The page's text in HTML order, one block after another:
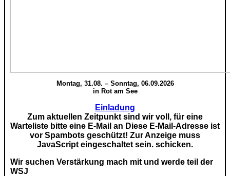
Montag, 31.08. – Sonntag, 06.09.2026
in Rot am See
Einladung
Zum aktuellen Zeitpunkt sind wir voll, für eine
Warteliste bitte eine E-Mail an Diese E-Mail-Adresse ist
vor Spambots geschützt! Zur Anzeige muss
JavaScript eingeschaltet sein. schicken.
Wir suchen Verstärkung mach mit und werde teil der
WSJ